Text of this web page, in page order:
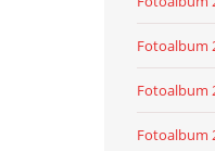
Fotoalbum
Fotoalbum
Fotoalbum